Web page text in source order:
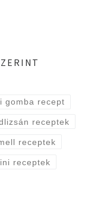
gomba recept
receptek
receptek
receptek